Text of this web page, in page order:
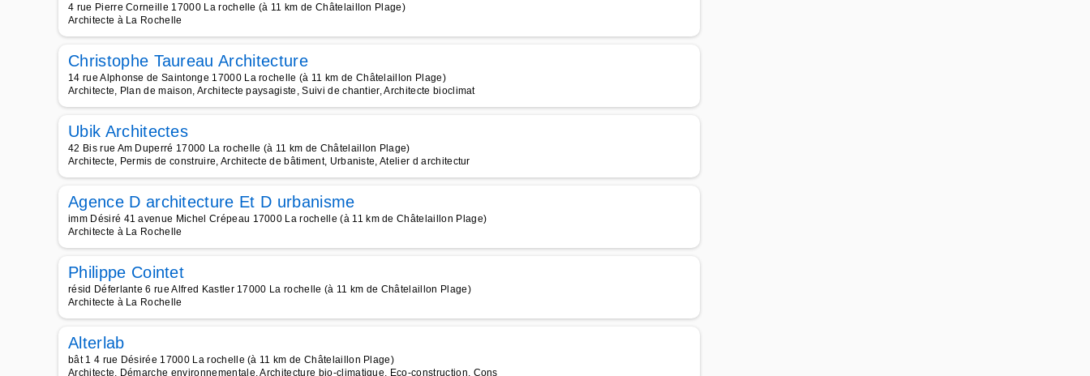
4 rue Pierre Corneille 17000 La rochelle (à 11 km de Châtelaillon Plage)
Architecte à La Rochelle
Christophe Taureau Architecture
14 rue Alphonse de Saintonge 17000 La rochelle (à 11 km de Châtelaillon Plage)
Architecte, Plan de maison, Architecte paysagiste, Suivi de chantier, Architecte bioclimat
Ubik Architectes
42 Bis rue Am Duperré 17000 La rochelle (à 11 km de Châtelaillon Plage)
Architecte, Permis de construire, Architecte de bâtiment, Urbaniste, Atelier d architectur
Agence D architecture Et D urbanisme
imm Désiré 41 avenue Michel Crépeau 17000 La rochelle (à 11 km de Châtelaillon Plage)
Architecte à La Rochelle
Philippe Cointet
résid Déferlante 6 rue Alfred Kastler 17000 La rochelle (à 11 km de Châtelaillon Plage)
Architecte à La Rochelle
Alterlab
bât 1 4 rue Désirée 17000 La rochelle (à 11 km de Châtelaillon Plage)
Architecte, Démarche environnementale, Architecture bio-climatique, Eco-construction, Cons